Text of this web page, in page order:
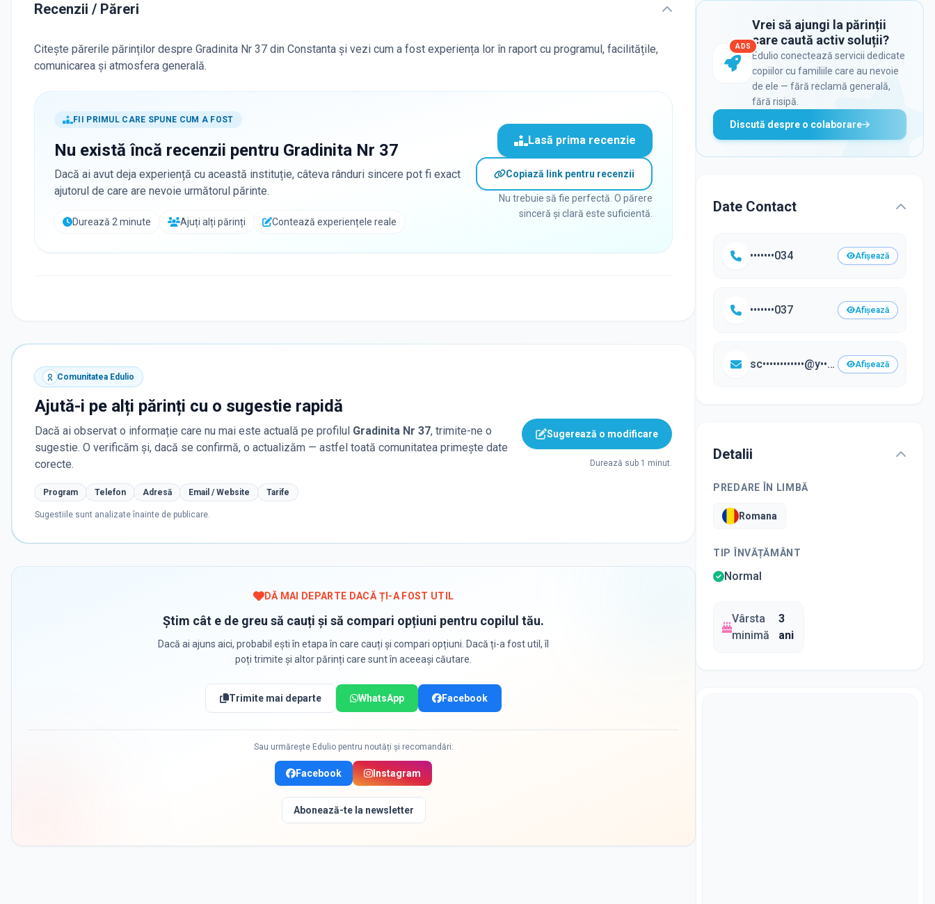
Recenzii / Păreri
Citește părerile părinților despre Gradinita Nr 37 din Constanta și vezi cum a fost experiența lor în raport cu programul, facilitățile,
comunicarea și atmosfera generală.
FII PRIMUL CARE SPUNE CUM A FOST
Nu există încă recenzii pentru Gradinita Nr 37
Dacă ai avut deja experiență cu această instituție, câteva rânduri sincere pot fi exact
ajutorul de care are nevoie următorul părinte.
Durează 2 minute Ajuți alți părinți Contează experiențele reale
Lasă prima recenzie
Copiază link pentru recenzii
Nu trebuie să fie perfectă. O părere
sinceră și clară este suficientă.
Comunitatea Edulio
Ajută-i pe alți părinți cu o sugestie rapidă
Dacă ai observat o informație care nu mai este actuală pe profilul Gradinita Nr 37, trimite-ne o
sugestie. O verificăm și, dacă se confirmă, o actualizăm — astfel toată comunitatea primește date
corecte.
Program Telefon Adresă Email / Website Tarife
Sugestiile sunt analizate înainte de publicare.
Sugerează o modificare
Durează sub 1 minut.
DĂ MAI DEPARTE DACĂ ȚI-A FOST UTIL
Știm cât e de greu să cauți și să compari opțiuni pentru copilul tău.
Dacă ai ajuns aici, probabil ești în etapa în care cauți și compari opțiuni. Dacă ți-a fost util, îl
poți trimite și altor părinți care sunt în aceeași căutare.
Trimite mai departe WhatsApp Facebook
Sau urmărește Edulio pentru noutăți și recomandări:
Facebook Instagram
Abonează-te la newsletter
ADS
Vrei să ajungi la părinții
care caută activ soluții?
Edulio conectează servicii dedicate
copiilor cu familiile care au nevoie
de ele — fără reclamă generală,
fără risipă.
Discută despre o colaborare
Date Contact
•••••••034 Afișează
•••••••037 Afișează
sc••••••••••••@y••••.comAfișează
Detalii
PREDARE ÎN LIMBĂ
Romana
TIP ÎNVĂȚĂMÂNT
Normal
Vârsta
minimă
3
ani